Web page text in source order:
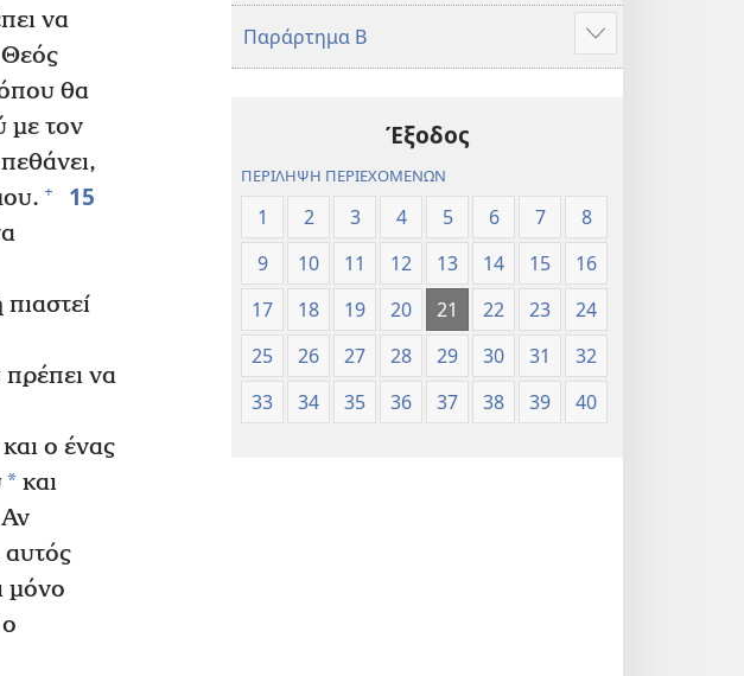
να
Θεός
θα
με τον
+ 15
να
ο ένας
* και
Αν
αυτός
μόνο
περισσότερων
Παράρτημα Β
Προβολή
περισσότερων
Έξοδος
ΠΕΡΙΛΗΨΗ ΠΕΡΙΕΧΟΜΕΝΩΝ
1 2 3 4 5 6 7
8
9
10 11 12 13 14 15
16
17
18 19 20 21 22 23
24
25
26 27 28 29 30 31
32
33
34 35 36 37 38 39 40